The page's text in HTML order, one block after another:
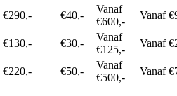
€290,- €40,-
Vanaf
€600,-
Vanaf
€130,- €30,-
Vanaf
€125,-
Vanaf
€220,- €50,-
Vanaf
€500,-
Vanaf